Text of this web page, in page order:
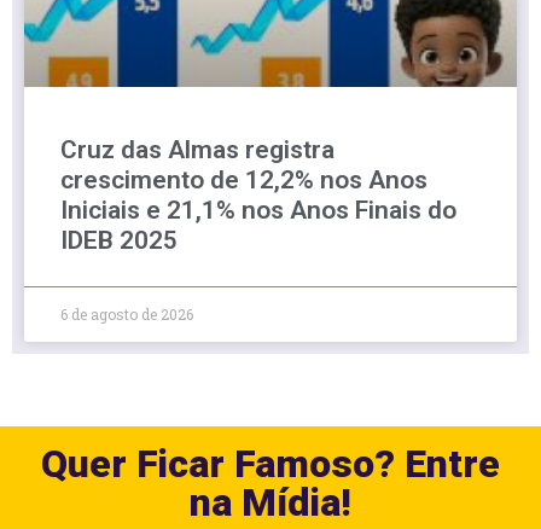
Cruz das Almas registra
crescimento de 12,2% nos Anos
Iniciais e 21,1% nos Anos Finais do
IDEB 2025
6 de agosto de 2026
Quer Ficar Famoso? Entre
na Mídia!